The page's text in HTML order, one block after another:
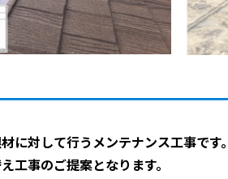
に対して行うメンテナンス工事です
工事のご提案となります。